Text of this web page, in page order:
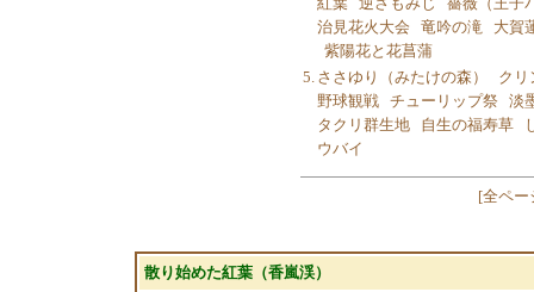
治見花火大会
竜吟の滝
大賀
紫陽花と花菖蒲
5. ささゆり（みたけの森）
クリ
野球観戦 チューリップ祭
淡
タクリ群生地
自生の福寿草
ウバイ
[全ペー
散り始めた紅葉（香嵐渓）